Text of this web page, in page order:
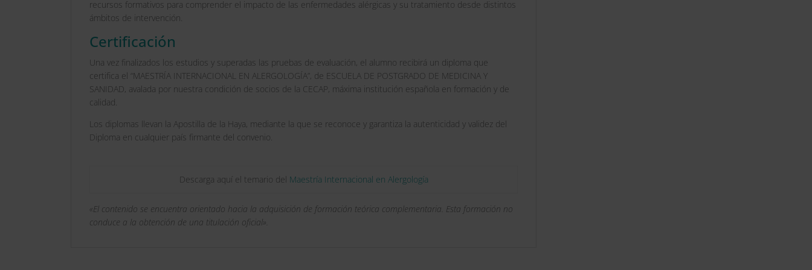
recursos formativos para comprender el impacto de las enfermedades alérgicas y su tratamiento desde distintos
ámbitos de intervención.
Certificación
Una vez finalizados los estudios y superadas las pruebas de evaluación, el alumno recibirá un diploma que
certifica el “MAESTRÍA INTERNACIONAL EN ALERGOLOGÍA”, de ESCUELA DE POSTGRADO DE MEDICINA Y
SANIDAD, avalada por nuestra condición de socios de la CECAP, máxima institución española en formación y de
calidad.
Los diplomas llevan la Apostilla de la Haya, mediante la que se reconoce y garantiza la autenticidad y validez del
Diploma en cualquier país firmante del convenio.
Descarga aquí el temario del Maestría Internacional en Alergología
«El contenido se encuentra orientado hacia la adquisición de formación teórica complementaria. Esta formación no
conduce a la obtención de una titulación oficial».